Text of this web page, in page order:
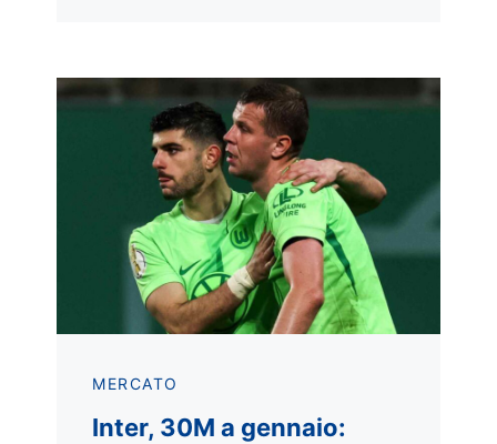
MERCATO
Inter, 30M a gennaio: